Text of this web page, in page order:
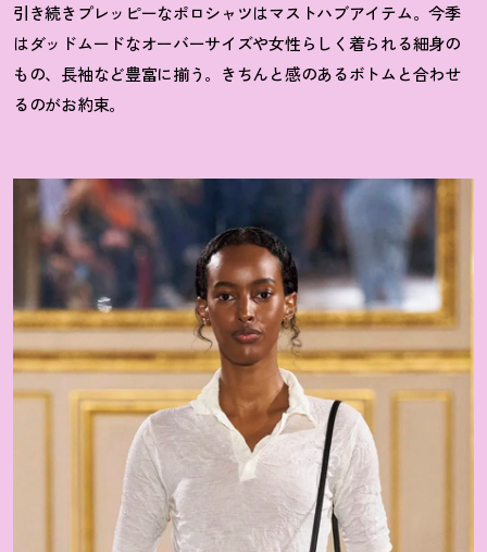
引き続きプレッピーなポロシャツはマストハブアイテム。今季
はダッドムードなオーバーサイズや女性らしく着られる細身の
もの、長袖など豊富に揃う。きちんと感のあるボトムと合わせ
るのがお約束。